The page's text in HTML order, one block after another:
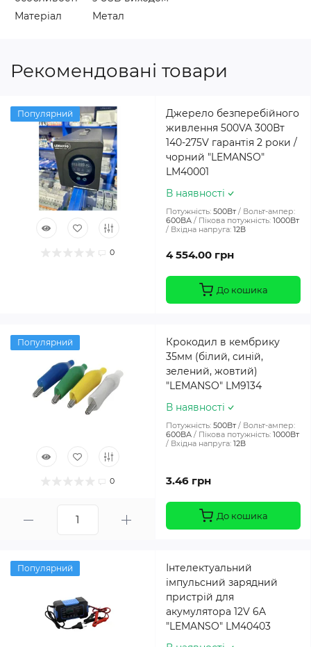
Матеріал
Метал
Рекомендовані товари
Популярний
0
Джерело безперебійного
живлення 500VA 300Вт
140-275V гарантія 2 роки /
чорний "LEMANSO"
LM40001
В наявності
Потужність: 500Вт
Вольт-ампер:
600ВА
Пікова потужність: 1000Вт
Вхідна напруга: 12В
4 554.00 грн
До кошика
Популярний
0
Крокодил в кембрику
35мм (білий, синій,
зелений, жовтий)
"LEMANSO" LM9134
В наявності
Потужність: 500Вт
Вольт-ампер:
600ВА
Пікова потужність: 1000Вт
Вхідна напруга: 12В
3.46 грн
До кошика
Популярний
Інтелектуальний
імпульсний зарядний
пристрій для
акумулятора 12V 6A
"LEMANSO" LM40403